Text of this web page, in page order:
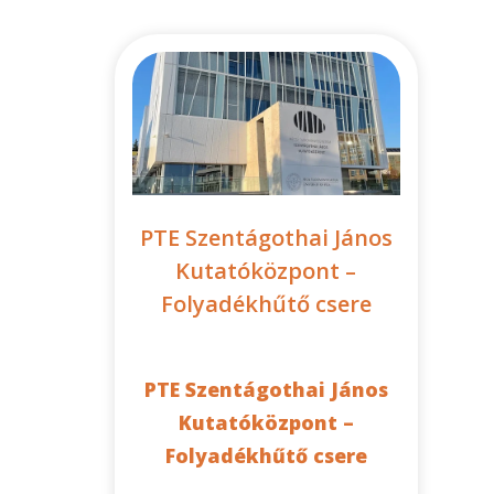
PTE Szentágothai János
Kutatóközpont –
Folyadékhűtő csere
PTE Szentágothai János
Kutatóközpont –
Folyadékhűtő csere